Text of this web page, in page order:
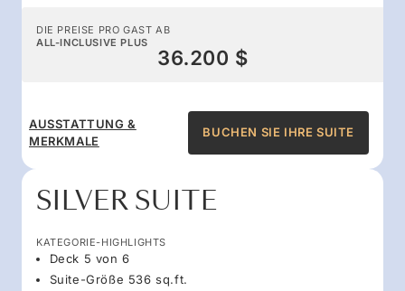
DIE PREISE PRO GAST AB
ALL-INCLUSIVE PLUS
36.200 $
AUSSTATTUNG &
MERKMALE
BUCHEN SIE IHRE SUITE
SILVER SUITE
KATEGORIE-HIGHLIGHTS
Deck 5 von 6
Suite-Größe 536 sq.ft.